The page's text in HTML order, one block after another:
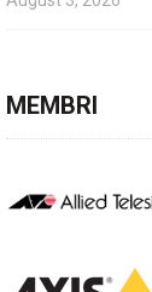
MEMBRI